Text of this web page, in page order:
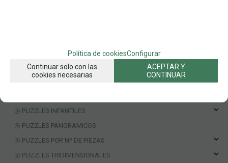
PUZZLES DE MAPAS
PUZZLES DE NAVIDAD
PUZZLES INFANTILES
PUZZLES PANORAMICOS
PUZZLES POR Nº DE PIEZAS
PUZZLES TRIDIMENSIONALES
Política de cookiesConfigurar
Continuar solo con las
cookies necesarias
ACEPTAR Y
CONTINUAR